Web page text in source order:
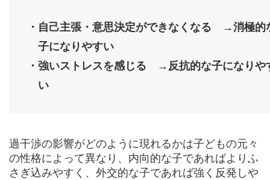
・自己主張・意思決定ができなくなる →消極的
子になりやすい
・強いストレスを感じる →反抗的な子になりや
い
過干渉の影響がどのように現れるかは子どもの元々
の性格によって異なり、内向的な子であればよりふ
さぎ込みやすく、外交的な子であれば強く反発しや